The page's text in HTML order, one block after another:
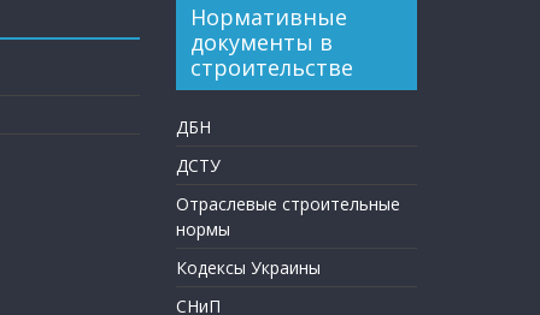
Нормативные
документы в
строительстве
ДБН
ДСТУ
Отраслевые строительные
нормы
Кодексы Украины
СНиП